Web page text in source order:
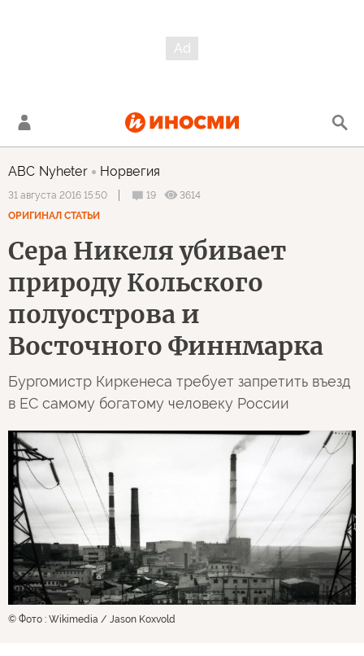
ABC Nyheter Норвегия
31 августа 2016 15:50 19
3614
ОРИГИНАЛ СТАТЬИ
Сера Никеля убивает
природу Кольского
полуострова и
Восточного Финнмарка
Бургомистр Киркенеса требует запретить въезд
в ЕС самому богатому человеку России
© Фото : Wikimedia / Jason Koxvold